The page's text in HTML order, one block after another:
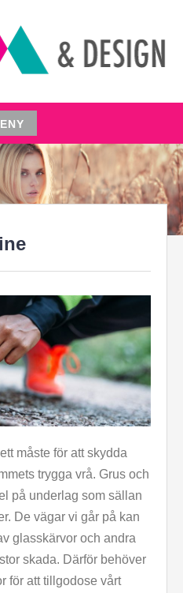
måste för att skydda
trygga vrå. Grus och
på underlag som sällan
De vägar vi går på kan
glasskärvor och andra
skada. Därför behöver
för att tillgodose vårt